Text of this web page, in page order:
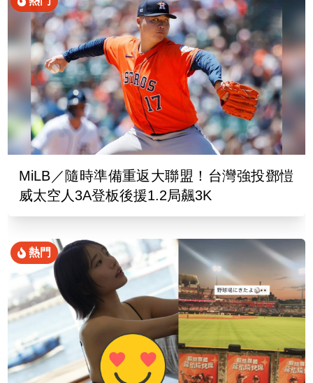
MiLB／隨時準備重返大聯盟！台灣強投鄧愷
威太空人3A登板後援1.2局飆3K
熱門